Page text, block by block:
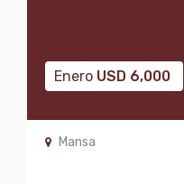
Enero USD 6,000
Mansa